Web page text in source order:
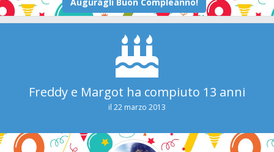
Freddy e Margot ha compiuto 13 anni
il 22 marzo 2013